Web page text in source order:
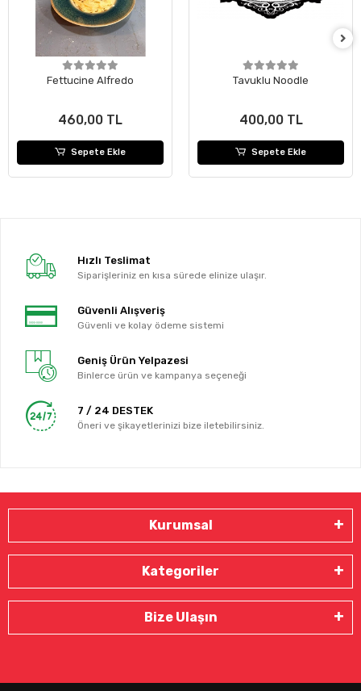
Fettucine Alfredo
460,00 TL
Sepete Ekle
Tavuklu Noodle
400,00 TL
Sepete Ekle
Hızlı Teslimat
Siparişleriniz en kısa sürede elinize ulaşır.
Güvenli Alışveriş
Güvenli ve kolay ödeme sistemi
Geniş Ürün Yelpazesi
Binlerce ürün ve kampanya seçeneği
7 / 24 DESTEK
Öneri ve şikayetlerinizi bize iletebilirsiniz.
Kurumsal
Kategoriler
Bize Ulaşın